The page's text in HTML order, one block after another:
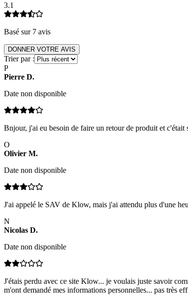
3.1
Basé sur 7 avis
DONNER VOTRE AVIS
Trier par :
P
Pierre D.
Date non disponible
Bnjour, j'ai eu besoin de faire un retour de produit et
O
Olivier M.
Date non disponible
J'ai appelé le SAV de Klow, mais j'ai attendu plus d'une
N
Nicolas D.
Date non disponible
J'étais perdu avec ce site Klow... je voulais juste savoir
m'ont demandé mes informations personnelles... pas très